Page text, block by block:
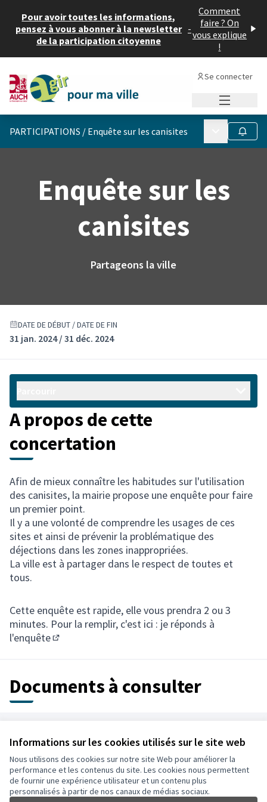
Informations sur les cookies utilisés sur le site web
Nous utilisons des cookies sur notre site Web pour améliorer la
performance et les contenus du site. Les cookies nous permettent
de fournir une expérience utilisateur et un contenu plus
personnalisés à partir de nos canaux de médias sociaux.
Pour avoir toutes les informations,
pensez à vous abonner à la newsletter
de la participation citoyenne
-
Comment
faire ? On
vous explique
!
Se connecter
PARTICIPATIONS / Enquête sur les canisites Menu Suivre
Enquête sur les
canisites
Partageons la ville
DATE DE DÉBUT / DATE DE FIN
31 jan. 2024 / 31 déc. 2024
A propos de cette
concertation
Afin de mieux connaître les habitudes sur l'utilisation
des canisites, la mairie propose une enquête pour faire
un premier point.
Il y a une volonté de comprendre les usages de ces
sites et ainsi de prévenir la problématique des
déjections dans les zones inappropriées.
La ville est à partager dans le respect de toutes et
tous.
Cette enquête est rapide, elle vous prendra 2 ou 3
minutes. Pour la remplir, c'est ici : je réponds à
l'enquête
Documents à consulter
Conditions d'utilisation
Paramètres des cookies
Auch - Agir pour ma ville sur Facebook
Auch - Agir pour ma ville sur Instagram